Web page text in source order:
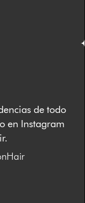
de todo
en Instagram